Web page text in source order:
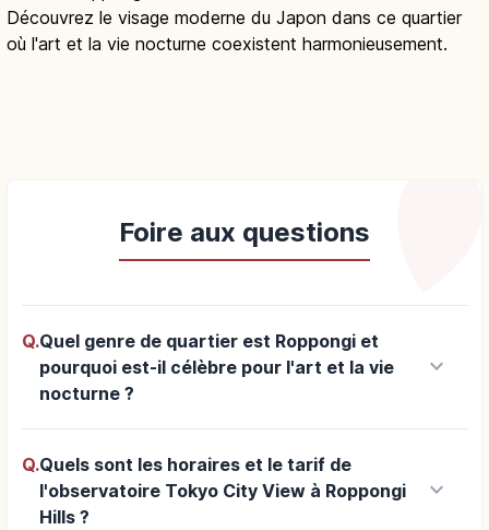
Découvrez le visage moderne du Japon dans ce quartier
où l'art et la vie nocturne coexistent harmonieusement.
Foire aux questions
Q.Quel genre de quartier est Roppongi et
pourquoi est-il célèbre pour l'art et la vie
nocturne ?
keyboard_arrow_down
Q.Quels sont les horaires et le tarif de
l'observatoire Tokyo City View à Roppongi
Hills ?
keyboard_arrow_down